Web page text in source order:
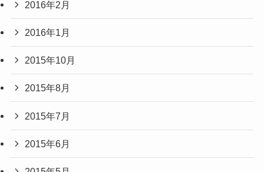
2016年2月
2016年1月
2015年10月
2015年8月
2015年7月
2015年6月